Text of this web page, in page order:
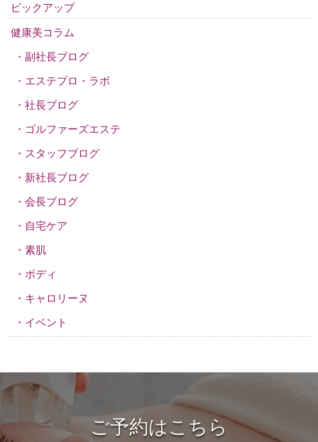
ピックアップ
健康美コラム
副社長ブログ
エステプロ・ラボ
社長ブログ
ゴルファーズエステ
スタッフブログ
新社長ブログ
会長ブログ
自宅ケア
素肌
ボディ
キャロリーヌ
イベント
ご予約はこちら